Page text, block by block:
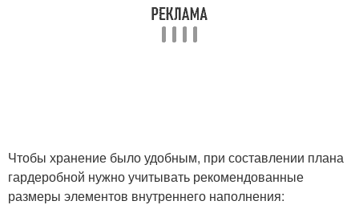
Чтобы хранение было удобным, при составлении плана
гардеробной нужно учитывать рекомендованные
размеры элементов внутреннего наполнения: